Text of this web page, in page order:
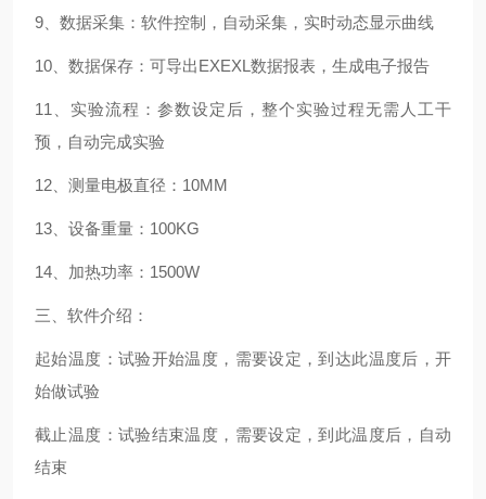
9、数据采集：软件控制，自动采集，实时动态显示曲线
10、数据保存：可导出EXEXL数据报表，生成电子报告
11、实验流程：参数设定后，整个实验过程无需人工干
预，自动完成实验
12、测量电极直径：10MM
13、设备重量：100KG
14、加热功率：1500W
三、软件介绍：
起始温度：试验开始温度，需要设定，到达此温度后，开
始做试验
截止温度：试验结束温度，需要设定，到此温度后，自动
结束